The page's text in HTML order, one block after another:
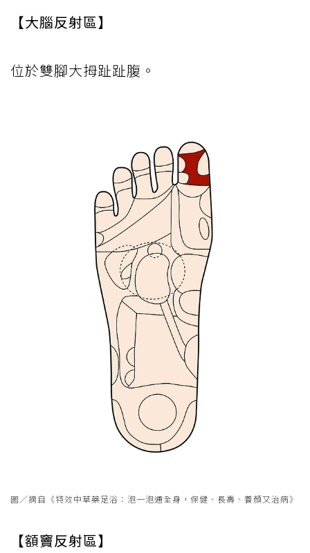
【大腦反射區】
位於雙腳大拇趾趾腹。
圖／摘自《特效中草藥足浴：泡一泡通全身，保健、長壽、養顏又治病》
【額竇反射區】